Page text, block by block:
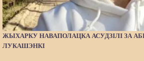
ЖЫХАРКУ НАВАПОЛАЦКА АСУДЗІЛІ ЗА
ЛУКАШЭНКІ